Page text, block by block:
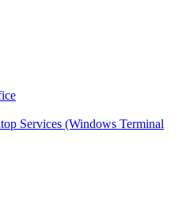
Services (Windows Terminal